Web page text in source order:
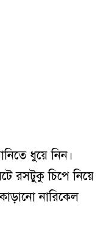
ধুয়ে নিন।
রসটুকু চিপে নিয়ে
নারিকেল